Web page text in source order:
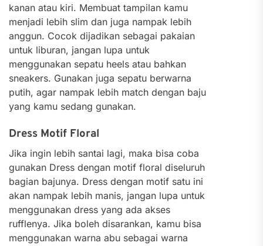
kanan atau kiri. Membuat tampilan kamu
menjadi lebih slim dan juga nampak lebih
anggun. Cocok dijadikan sebagai pakaian
untuk liburan, jangan lupa untuk
menggunakan sepatu heels atau bahkan
sneakers. Gunakan juga sepatu berwarna
putih, agar nampak lebih match dengan baju
yang kamu sedang gunakan.
Dress Motif Floral
Jika ingin lebih santai lagi, maka bisa coba
gunakan Dress dengan motif floral diseluruh
bagian bajunya. Dress dengan motif satu ini
akan nampak lebih manis, jangan lupa untuk
menggunakan dress yang ada akses
rufflenya. Jika boleh disarankan, kamu bisa
menggunakan warna abu sebagai warna